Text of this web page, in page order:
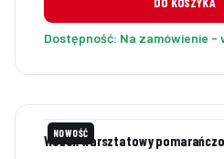
Dostępność: Na zamówienie -
NOWOŚĆ
Wózek warsztatowy